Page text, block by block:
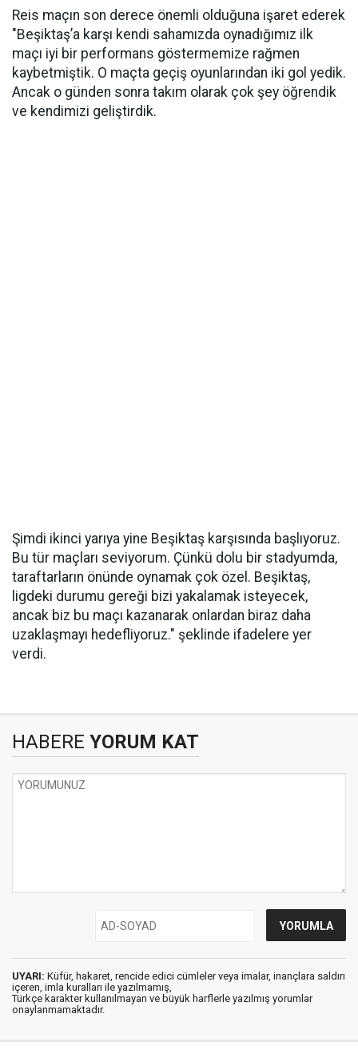
Reis maçın son derece önemli olduğuna işaret ederek
"Beşiktaş’a karşı kendi sahamızda oynadığımız ilk
maçı iyi bir performans göstermemize rağmen
kaybetmiştik. O maçta geçiş oyunlarından iki gol yedik.
Ancak o günden sonra takım olarak çok şey öğrendik
ve kendimizi geliştirdik.
Şimdi ikinci yarıya yine Beşiktaş karşısında başlıyoruz.
Bu tür maçları seviyorum. Çünkü dolu bir stadyumda,
taraftarların önünde oynamak çok özel. Beşiktaş,
ligdeki durumu gereği bizi yakalamak isteyecek,
ancak biz bu maçı kazanarak onlardan biraz daha
uzaklaşmayı hedefliyoruz." şeklinde ifadelere yer
verdi.
HABERE YORUM KAT
UYARI: Küfür, hakaret, rencide edici cümleler veya imalar, inançlara saldırı
içeren, imla kuralları ile yazılmamış,
Türkçe karakter kullanılmayan ve büyük harflerle yazılmış yorumlar
onaylanmamaktadır.